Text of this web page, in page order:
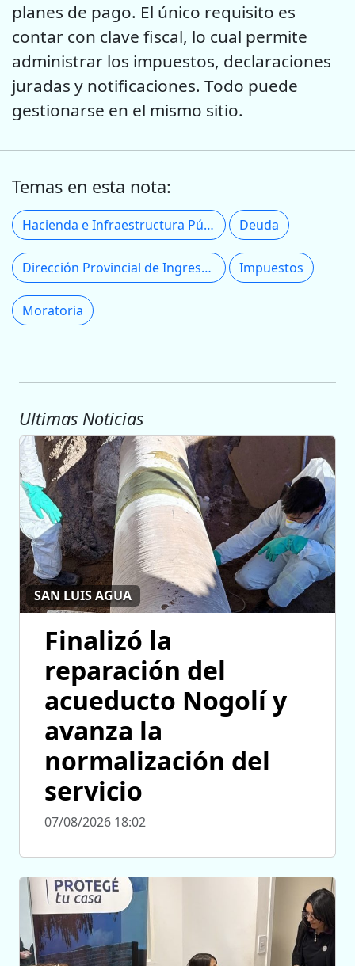
planes de pago. El único requisito es
contar con clave fiscal, lo cual permite
administrar los impuestos, declaraciones
juradas y notificaciones. Todo puede
gestionarse en el mismo sitio.
Temas en esta nota:
Hacienda e Infraestructura Pública Deuda
Dirección Provincial de Ingresos Públicos Impuestos
Moratoria
Ultimas Noticias
SAN LUIS AGUA
Finalizó la
reparación del
acueducto Nogolí y
avanza la
normalización del
servicio
07/08/2026 18:02